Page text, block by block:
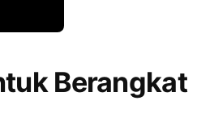
Berangkat